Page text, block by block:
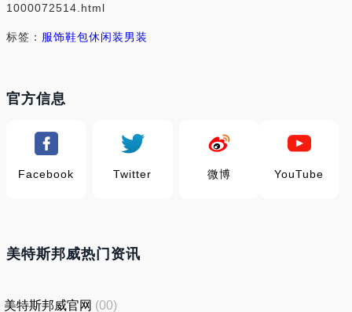
1000072514.html
标签： 服饰鞋包休闲装男装
官方信息
Facebook Twitter 微博 YouTube
美特斯邦威热门资讯
美特斯邦威官网 (00)